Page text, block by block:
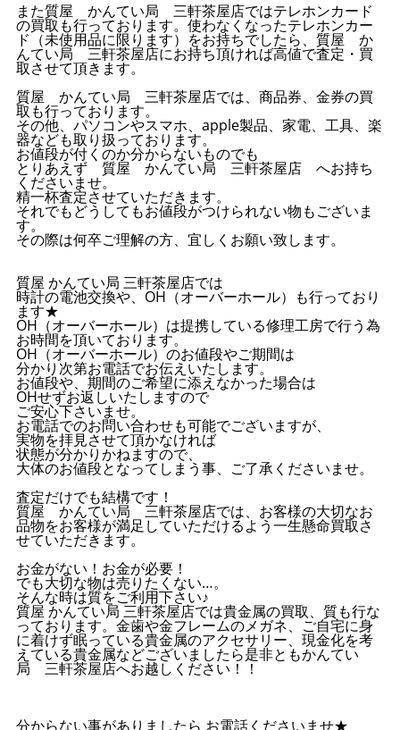
また質屋 かんてい局 三軒茶屋店ではテレホンカード
の買取も行っております。使わなくなったテレホンカー
ド（未使用品に限ります）をお持ちでしたら、質屋 か
んてい局 三軒茶屋店にお持ち頂ければ高値で査定・買
取させて頂きます。
質屋 かんてい局 三軒茶屋店では、商品券、金券の買
取も行っております。
その他、パソコンやスマホ、apple製品、家電、工具、楽
器なども取り扱っております。
お値段が付くのか分からないものでも
とりあえず 質屋 かんてい局 三軒茶屋店 へお持ち
くださいませ。
精一杯査定させていただきます。
それでもどうしてもお値段がつけられない物もございま
す。
その際は何卒ご理解の方、宜しくお願い致します。
質屋 かんてい局 三軒茶屋店では
時計の電池交換や、OH（オーバーホール）も行っており
ます★
OH（オーバーホール）は提携している修理工房で行う為
お時間を頂いております。
OH（オーバーホール）のお値段やご期間は
分かり次第お電話でお伝えいたします。
お値段や、期間のご希望に添えなかった場合は
OHせずお返しいたしますので
ご安心下さいませ。
お電話でのお問い合わせも可能でございますが、
実物を拝見させて頂かなければ
状態が分かりかねますので、
大体のお値段となってしまう事、ご了承くださいませ。
査定だけでも結構です！
質屋 かんてい局 三軒茶屋店では、お客様の大切なお
品物をお客様が満足していただけるよう一生懸命買取さ
せていただきます。
お金がない！お金が必要！
でも大切な物は売りたくない…。
そんな時は質をご利用下さい♪
質屋 かんてい局 三軒茶屋店では貴金属の買取、質も行な
っております。金歯や金フレームのメガネ、ご自宅に身
に着けず眠っている貴金属のアクセサリー、現金化を考
えている貴金属などございましたら是非ともかんてい
局 三軒茶屋店へお越しください！！
分からない事がありましたら お電話くださいませ★